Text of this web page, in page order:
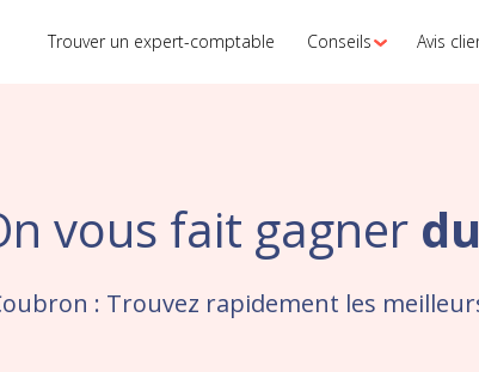
Trouver un expert-comptable Conseils Avis
vous fait gagner
: Trouvez rapidement les